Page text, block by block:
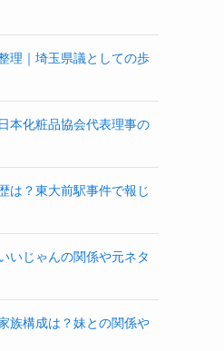
理｜埼玉県議としての歩
本化粧品協会代表理事の
は？東大前駅事件で報じ
いじゃんの関係や元ネタ
族構成は？妹との関係や